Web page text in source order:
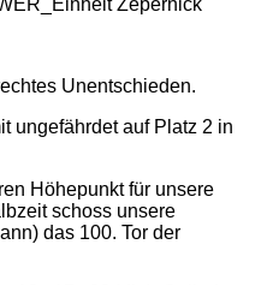
Unentschieden.
ungefährdet auf Platz 2 in
Höhepunkt für unsere
schoss unsere
das 100. Tor der